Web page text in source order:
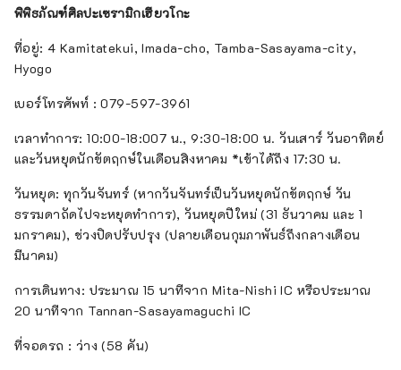
พิพิธภัณฑ์ศิลปะเซรามิกเฮียวโกะ
ที่อยู่: 4 Kamitatekui, Imada-cho, Tamba-Sasayama-city,
Hyogo
เบอร์โทรศัพท์ : 079-597-3961
เวลาทำการ: 10:00-18:007 น., 9:30-18:00 น. วันเสาร์ วันอาทิตย์
และวันหยุดนักขัตฤกษ์ในเดือนสิงหาคม *เข้าได้ถึง 17:30 น.
วันหยุด: ทุกวันจันทร์ (หากวันจันทร์เป็นวันหยุดนักขัตฤกษ์ วัน
ธรรมดาถัดไปจะหยุดทำการ), วันหยุดปีใหม่ (31 ธันวาคม และ 1
มกราคม), ช่วงปิดปรับปรุง (ปลายเดือนกุมภาพันธ์ถึงกลางเดือน
มีนาคม)
การเดินทาง: ประมาณ 15 นาทีจาก Mita-Nishi IC หรือประมาณ
20 นาทีจาก Tannan-Sasayamaguchi IC
ที่จอดรถ : ว่าง (58 คัน)